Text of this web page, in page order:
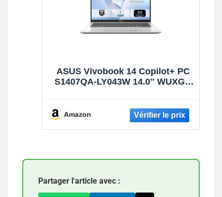
ASUS Vivobook 14 Copilot+ PC
S1407QA-LY043W 14.0″ WUXGA
16GB LPDDR5X, 512GB SSD,
Qualcomm Adreno GPU,
Amazon
Partager l'article avec :